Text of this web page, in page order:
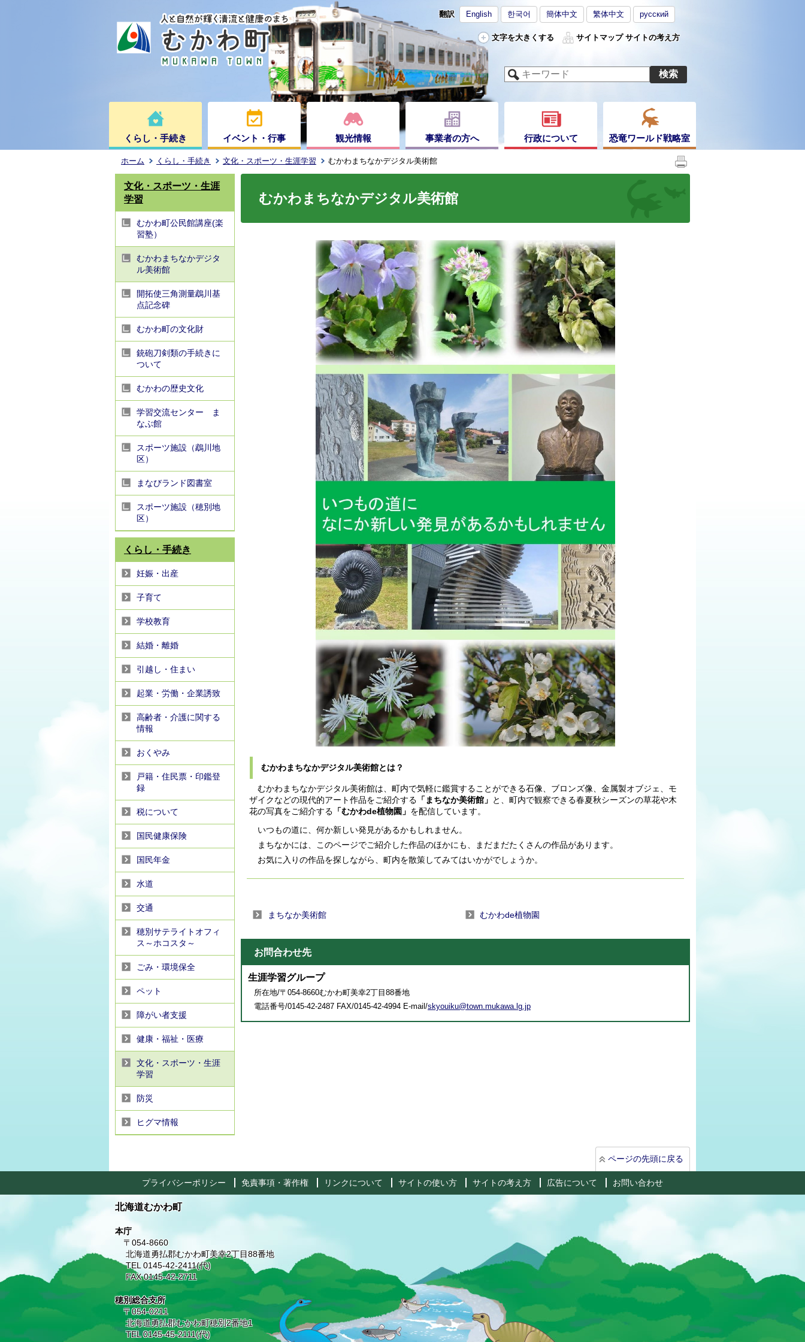
翻訳 English 한국어 簡体中文 繁体中文 русский
文字を大きくする サイトマップ サイトの考え方
くらし・手続き イベント・行事 観光情報 事業者の方へ 行政について 恐竜ワールド戦略室
ホーム くらし・手続き 文化・スポーツ・生涯学習 むかわまちなかデジタル美術館
文化・スポーツ・生涯
学習
むかわ町公民館講座(楽
習塾）
むかわまちなかデジタ
ル美術館
開拓使三角測量鵡川基
点記念碑
むかわ町の文化財
銃砲刀剣類の手続きに
ついて
むかわの歴史文化
学習交流センター ま
なぶ館
スポーツ施設（鵡川地
区）
まなびランド図書室
スポーツ施設（穂別地
区）
くらし・手続き
妊娠・出産
子育て
学校教育
結婚・離婚
引越し・住まい
起業・労働・企業誘致
高齢者・介護に関する
情報
おくやみ
戸籍・住民票・印鑑登
録
税について
国民健康保険
国民年金
水道
交通
穂別サテライトオフィ
ス～ホコスタ～
ごみ・環境保全
ペット
障がい者支援
健康・福祉・医療
文化・スポーツ・生涯
学習
防災
ヒグマ情報
むかわまちなかデジタル美術館
むかわまちなかデジタル美術館とは？
むかわまちなかデジタル美術館は、町内で気軽に鑑賞することができる石像、ブロンズ像、金属製オブジェ、モ
ザイクなどの現代的アート作品をご紹介する 「まちなか美術館」 と、町内で観察できる春夏秋シーズンの草花や木
花の写真をご紹介する 「むかわde植物園」 を配信しています。
いつもの道に、何か新しい発見があるかもしれません。
まちなかには、このページでご紹介した作品のほかにも、まだまだたくさんの作品があります。
お気に入りの作品を探しながら、町内を散策してみてはいかがでしょうか。
まちなか美術館 むかわde植物園
お問合わせ先
生涯学習グループ
所在地/〒054-8660むかわ町美幸2丁目88番地
電話番号/0145-42-2487 FAX/0145-42-4994 E-mail/skyouiku@town.mukawa.lg.jp
ページの先頭に戻る
プライバシーポリシー 免責事項・著作権 リンクについて サイトの使い方 サイトの考え方 広告について お問い合わせ
北海道むかわ町
本庁
〒054-8660
北海道勇払郡むかわ町美幸2丁目88番地
TEL 0145-42-2411(代)
FAX 0145-42-2711
穂別総合支所
〒054-0211
北海道勇払郡むかわ町穂別2番地1
TEL 0145-45-2111(代)